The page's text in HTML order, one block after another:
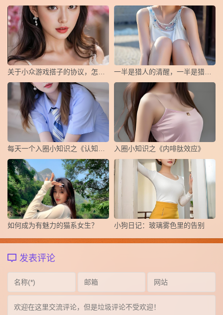
关于小众游戏搭子的协议，怎么写？ 一半是猎人的清醒，一半是猎物的俯首
每天一个入圈小知识之《认知失调》 ​入圈小知识之《内啡肽效应》
如何成为有魅力的猫系女生？ 小狗日记：玻璃雾色里的告别
发表评论